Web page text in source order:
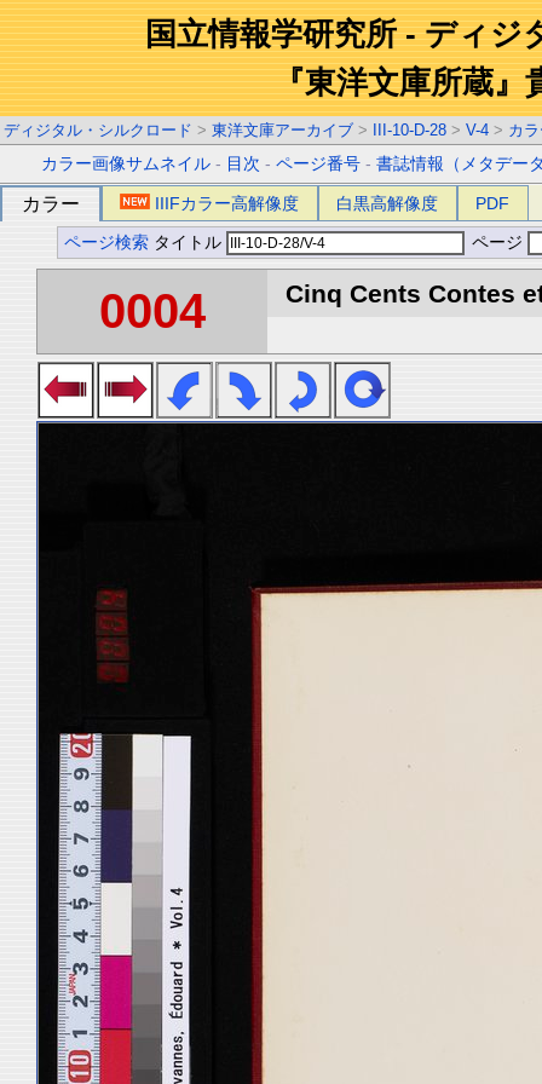
国立情報学研究所 - ディジ
『東洋文庫所蔵』
ディジタル・シルクロード > 東洋文庫アーカイブ > III-10-D-28 > V-4 > カ
カラー画像サムネイル - 目次 -ページ番号 -書誌情報（メタデー
カラー IIIFカラー高解像度 白黒高解像度 PDF
ページ検索 タイトル ページ
0004 Cinq Cents Contes